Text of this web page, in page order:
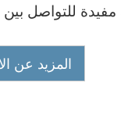
مفيدة للتواصل
المزيد عن